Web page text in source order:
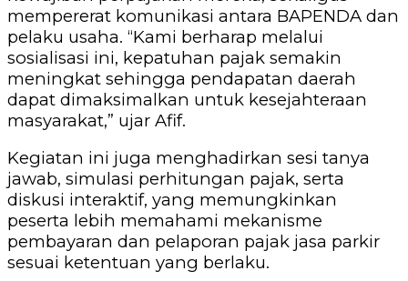
mempererat komunikasi antara BAPENDA dan
pelaku usaha. “Kami berharap melalui
sosialisasi ini, kepatuhan pajak semakin
meningkat sehingga pendapatan daerah
dapat dimaksimalkan untuk kesejahteraan
masyarakat,” ujar Afif.
Kegiatan ini juga menghadirkan sesi tanya
jawab, simulasi perhitungan pajak, serta
diskusi interaktif, yang memungkinkan
peserta lebih memahami mekanisme
pembayaran dan pelaporan pajak jasa parkir
sesuai ketentuan yang berlaku.